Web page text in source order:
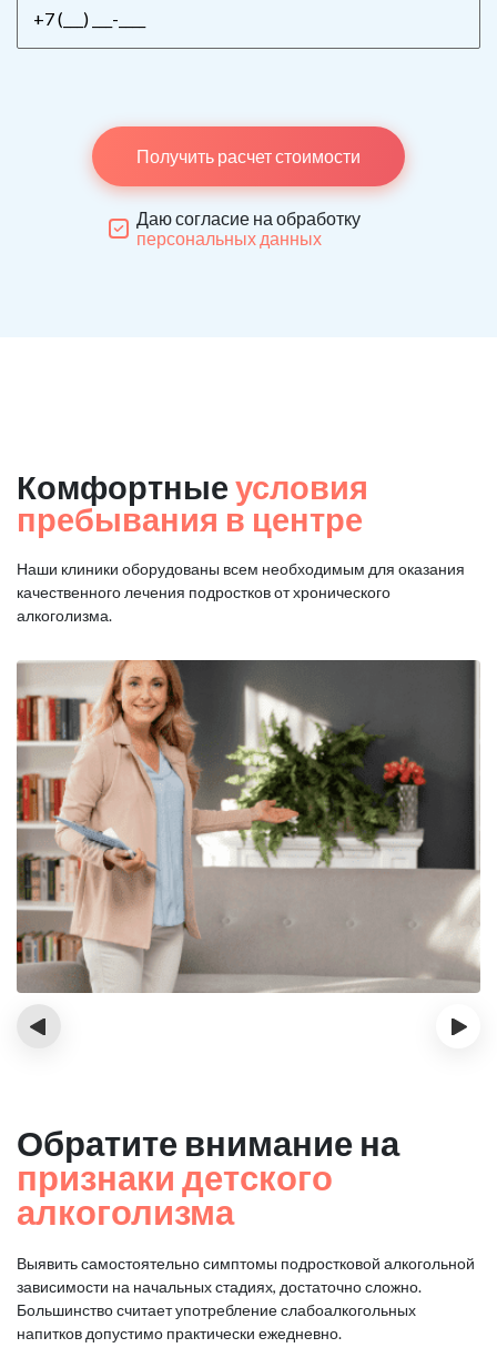
Получить расчет стоимости
Даю согласие на обработку
персональных данных
Комфортные условия
пребывания в центре
Наши клиники оборудованы всем необходимым для оказания
качественного лечения подростков от хронического
алкоголизма.
‹ ›
Обратите внимание на
признаки детского
алкоголизма
Выявить самостоятельно симптомы подростковой алкогольной
зависимости на начальных стадиях, достаточно сложно.
Большинство считает употребление слабоалкогольных
напитков допустимо практически ежедневно.